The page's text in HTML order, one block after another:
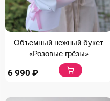
Объемный нежный букет
«Розовые грёзы»
6 990 ₽